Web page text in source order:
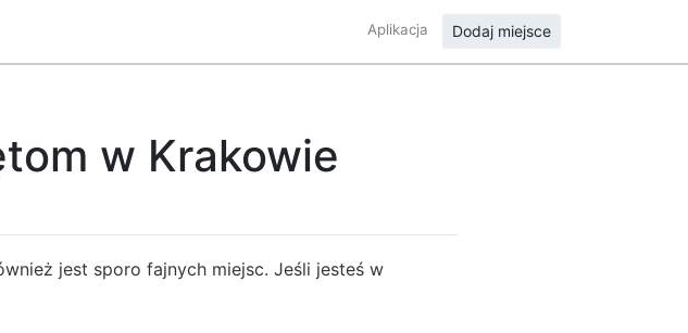
Aplikacja Dodaj miejsce
w Krakowie
jest sporo fajnych miejsc. Jeśli jesteś w